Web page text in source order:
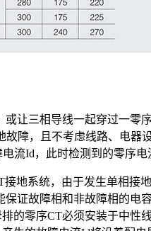
让三相导线一起穿过一
障，且不考虑线路、电
流Id，此时检测到的零序
地系统，由于发生单相
证故障相和非故障相的
的零序CT必须安装于中